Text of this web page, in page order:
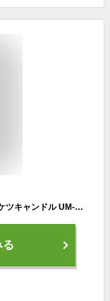
キャプテンスタッグ(CAPTAIN STAG) 虫よけバケツキャンドル UM-1549
る